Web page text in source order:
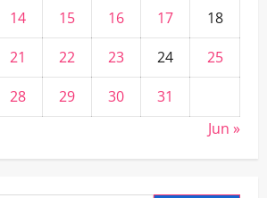
14 15 16 17
18
21 22 23 24
25
28 29 30
31
Jun »